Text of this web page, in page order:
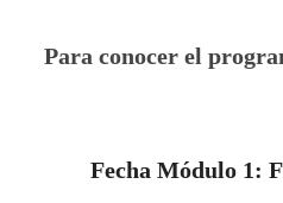
Para conocer el
Fecha Módulo 1: